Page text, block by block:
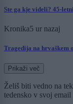
Ste ga kje videli? 45-
Kronika5 ur nazaj
Tragedija na hrvaškem
Prikaži več
Želiš biti vedno na
tedensko v svoj